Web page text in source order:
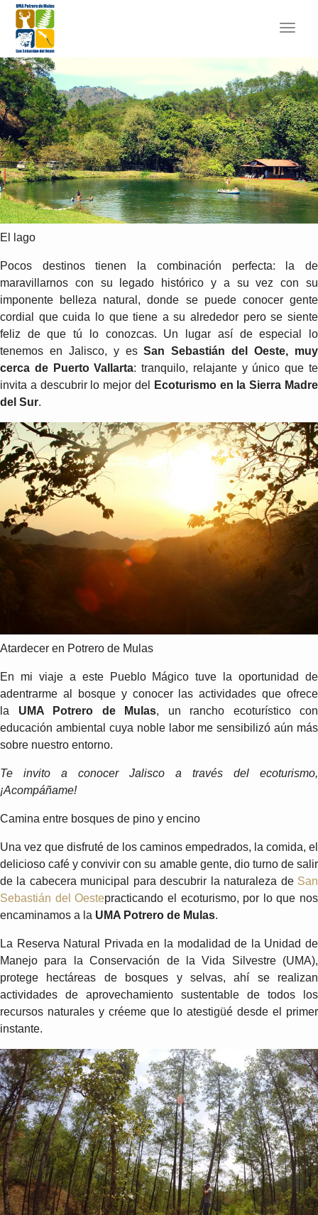
El lago
Pocos destinos tienen la combinación perfecta: la de
maravillarnos con su legado histórico y a su vez con su
imponente belleza natural, donde se puede conocer gente
cordial que cuida lo que tiene a su alrededor pero se siente
feliz de que tú lo conozcas. Un lugar así de especial lo
tenemos en Jalisco, y esSan Sebastián del Oeste, muy
cerca de Puerto Vallarta: tranquilo, relajante y único que te
invita a descubrir lo mejor del
Ecoturismo en la Sierra Madre
del Sur.
Atardecer en Potrero de Mulas
En mi viaje a este Pueblo Mágico tuve la oportunidad de
adentrarme al bosque y conocer las actividades que ofrece
la UMA Potrero de Mulas, un rancho ecoturístico con
educación ambiental cuya noble labor me sensibilizó aún más
sobre nuestro entorno.
Te invito a conocer Jalisco a través del ecoturismo,
¡Acompáñame!
Camina entre bosques de pino y encino
Una vez que disfruté de los caminos empedrados, la comida, el
delicioso café y convivir con su amable gente, dio turno de salir
de la cabecera municipal para descubrir la naturaleza de San
Sebastián del Oestepracticando el ecoturismo, por lo que nos
encaminamos a la UMA Potrero de Mulas.
La Reserva Natural Privada en la modalidad de la Unidad de
Manejo para la Conservación de la Vida Silvestre (UMA),
protege hectáreas de bosques y selvas, ahí se realizan
actividades de aprovechamiento sustentable de todos los
recursos naturales y créeme que lo atestigüé desde el primer
instante.